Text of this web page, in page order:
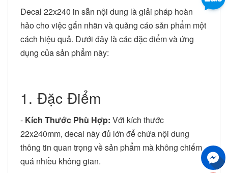
Decal 22x240 in sẵn nội dung là giải pháp hoàn
hảo cho việc gắn nhãn và quảng cáo sản phẩm một
cách hiệu quả. Dưới đây là các đặc điểm và ứng
dụng của sản phẩm này:
1. Đặc Điểm
- Kích Thước Phù Hợp: Với kích thước
22x240mm, decal này đủ lớn để chứa nội dung
thông tin quan trọng về sản phẩm mà không chiếm
quá nhiều không gian.